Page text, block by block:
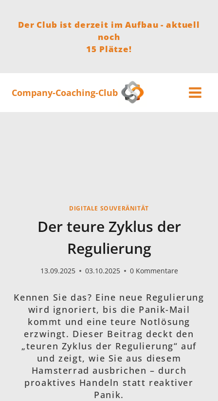
springenDer Club ist derzeit im Aufbau - aktuell
noch
15 Plätze!
Company-Coaching-Club
DIGITALE SOUVERÄNITÄT
Der teure Zyklus der
Regulierung
13.09.2025 03.10.2025 0 Kommentare
Kennen Sie das? Eine neue Regulierung
wird ignoriert, bis die Panik-Mail
kommt und eine teure Notlösung
erzwingt. Dieser Beitrag deckt den
„teuren Zyklus der Regulierung“ auf
und zeigt, wie Sie aus diesem
Hamsterrad ausbrichen – durch
proaktives Handeln statt reaktiver
Panik.